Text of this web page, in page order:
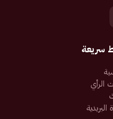
سريعة
الرأي
البريدية